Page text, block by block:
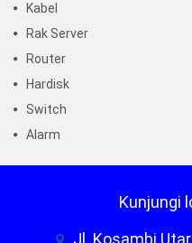
Kabel
Rak Server
Router
Hardisk
Switch
Alarm
Kunjungi
Jl. Kosambi